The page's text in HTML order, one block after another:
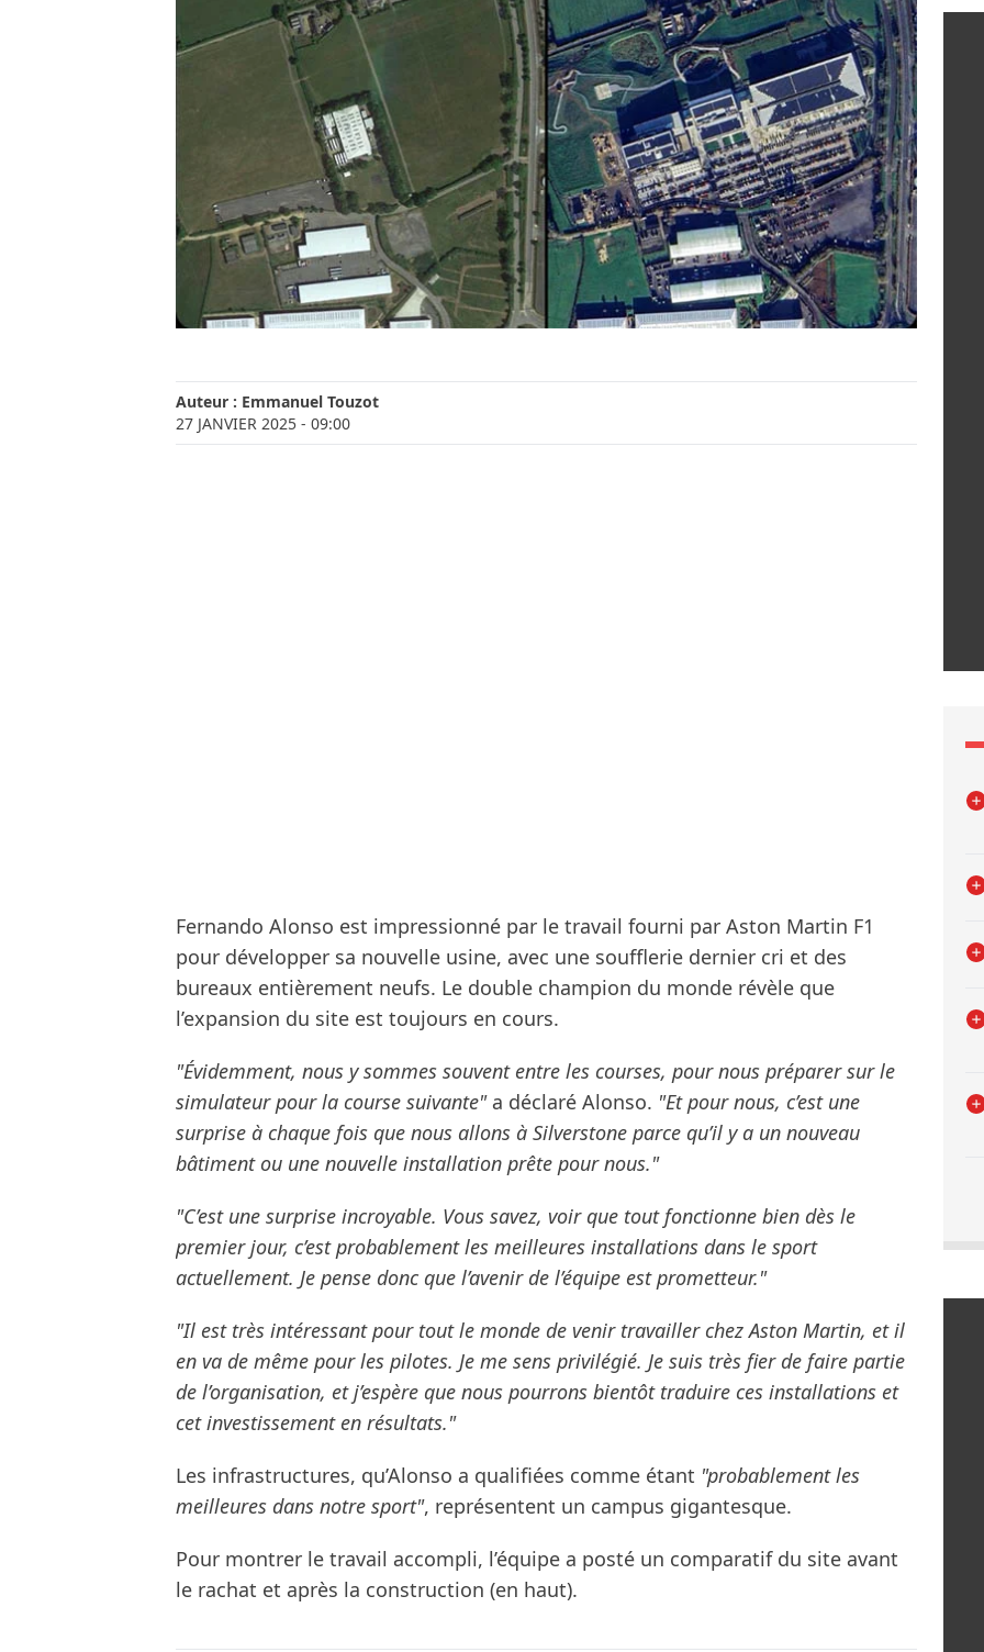
Auteur : Emmanuel Touzot
27 JANVIER 2025 - 09:00
Fernando Alonso est impressionné par le travail fourni par Aston Martin F1
pour développer sa nouvelle usine, avec une soufflerie dernier cri et des
bureaux entièrement neufs. Le double champion du monde révèle que
l’expansion du site est toujours en cours.
"Évidemment, nous y sommes souvent entre les courses, pour nous préparer sur le
simulateur pour la course suivante"a déclaré Alonso. "Et pour nous, c’est une
surprise à chaque fois que nous allons à Silverstone parce qu’il y a un nouveau
bâtiment ou une nouvelle installation prête pour nous."
"C’est une surprise incroyable. Vous savez, voir que tout fonctionne bien dès le
premier jour, c’est probablement les meilleures installations dans le sport
actuellement. Je pense donc que l’avenir de l’équipe est prometteur."
"Il est très intéressant pour tout le monde de venir travailler chez Aston Martin, et il
en va de même pour les pilotes. Je me sens privilégié. Je suis très fier de faire partie
de l’organisation, et j’espère que nous pourrons bientôt traduire ces installations et
cet investissement en résultats."
Les infrastructures, qu’Alonso a qualifiées comme étant "probablement les
meilleures dans notre sport", représentent un campus gigantesque.
Pour montrer le travail accompli, l’équipe a posté un comparatif du site avant
le rachat et après la construction (en haut).